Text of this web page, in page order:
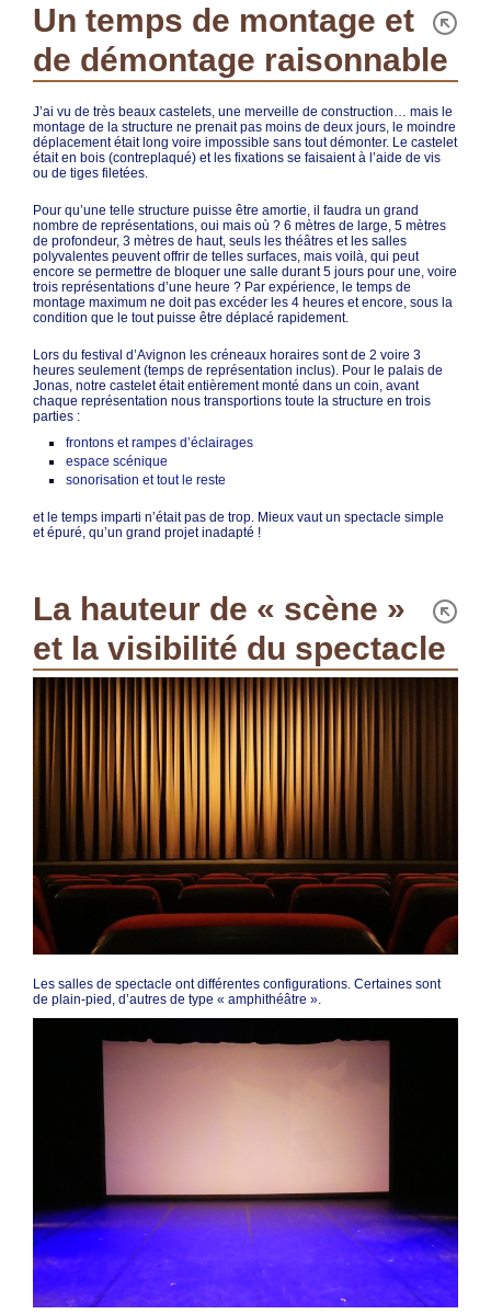
Un temps de montage et
de démontage raisonnable
J’ai vu de très beaux castelets, une merveille de construction… mais le
montage de la structure ne prenait pas moins de deux jours, le moindre
déplacement était long voire impossible sans tout démonter. Le castelet
était en bois (contreplaqué) et les fixations se faisaient à l’aide de vis
ou de tiges filetées.
Pour qu’une telle structure puisse être amortie, il faudra un grand
nombre de représentations, oui mais où ? 6 mètres de large, 5 mètres
de profondeur, 3 mètres de haut, seuls les théâtres et les salles
polyvalentes peuvent offrir de telles surfaces, mais voilà, qui peut
encore se permettre de bloquer une salle durant 5 jours pour une, voire
trois représentations d’une heure ? Par expérience, le temps de
montage maximum ne doit pas excéder les 4 heures et encore, sous la
condition que le tout puisse être déplacé rapidement.
Lors du festival d’Avignon les créneaux horaires sont de 2 voire 3
heures seulement (temps de représentation inclus). Pour le palais de
Jonas, notre castelet était entièrement monté dans un coin, avant
chaque représentation nous transportions toute la structure en trois
parties :
frontons et rampes d’éclairages
espace scénique
sonorisation et tout le reste
et le temps imparti n’était pas de trop. Mieux vaut un spectacle simple
et épuré, qu’un grand projet inadapté !
La hauteur de « scène »
et la visibilité du spectacle
Les salles de spectacle ont différentes configurations. Certaines sont
de plain-pied, d’autres de type « amphithéâtre ».